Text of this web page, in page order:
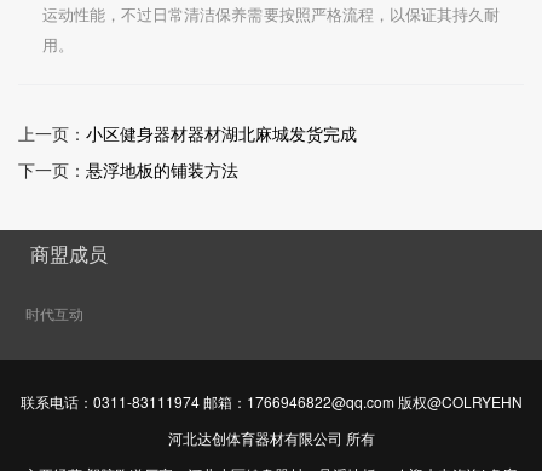
运动性能，不过日常清洁保养需要按照严格流程，以保证其持久耐
用。
上一页： 小区健身器材器材湖北麻城发货完成
下一页： 悬浮地板的铺装方法
商盟成员
时代互动
联系电话：0311-83111974 邮箱：1766946822@qq.com 版权@COLRYEHN
河北达创体育器材有限公司 所有